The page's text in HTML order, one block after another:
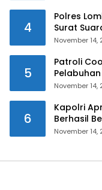
4
Polres
Surat
November 14,
5
Patroli
Serentak
November 14,
6
Kapolri
Berhasil
November 14,